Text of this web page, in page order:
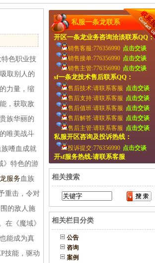
色职业技
取别人的
力量，缩
，获取敌
族华丽的
唯美战斗
嗜血成就
》特色的游
服务血族
重击，令对
的敌人施
在《魔域》
能成为真
技能，驱动
私服一条龙联系
开区一条龙业务咨询洽淡联系QQ：
销售客服:776356990 点击交谈
销售接单:776356990 点击交谈
销售主管:776356990 点击交谈
sf一条龙技术售后联系QQ：
售后技术:请联系客服 点击交谈
售后支持:请联系客服 点击交谈
售后值班:请联系客服 点击交谈
售后解答:请联系客服 点击交谈
售后主管:请联系客服 点击交谈
私服开区咨询及投诉热线：
投诉提交:776356990 点击交谈
开sf服务热线:请联系客服
相关搜索
相关栏目分类
公告
咨询
案例